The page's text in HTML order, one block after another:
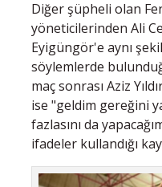
Diğer şüpheli olan
yöneticilerinden Ali
Eyigüngör'e aynı
söylemlerde
maç sonrası Aziz
ise "geldim gereğini
fazlasını da
ifadeler kullandığı